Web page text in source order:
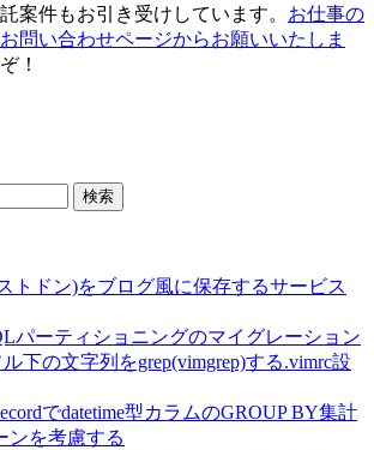
案件もお引き受けしています。 お仕事の
問い合わせページからお願いいたしま
！
トドン)をブログ風に保存するサービス
パーティショニングのマイグレーション
下の文字列をgrep(vimgrep)する.vimrc設
でdatetime型カラムのGROUP BY集計
ンを考慮する